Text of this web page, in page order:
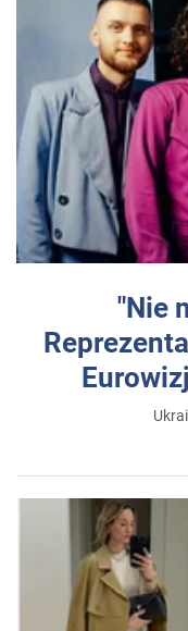
"Nie